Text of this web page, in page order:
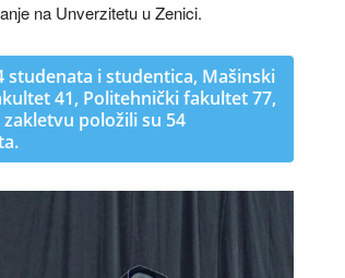
na Unverzitetu u Zenici.
i studentica, Mašinski
41, Politehnički fakultet 77,
položili su 54